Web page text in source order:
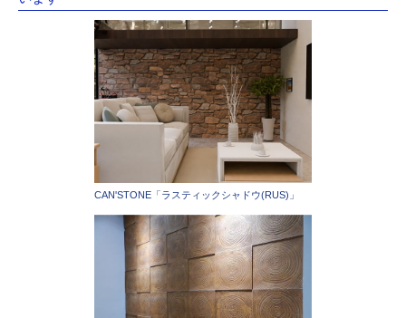
CAN'STONE「ラスティックシャドウ(RUS)」